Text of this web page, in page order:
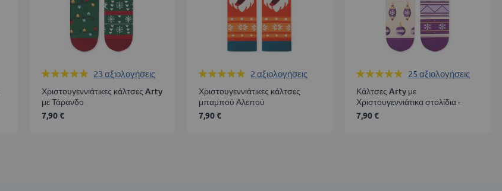
Βαθμολογία:
23αξιολογήσεις
Χριστουγεννιάτικες κάλτσες Arty
με Τάρανδο
7,90 €
Βαθμολογία:
2αξιολογήσεις
Χριστουγεννιάτικες κάλτσες
μπαμπού Αλεπού
7,90 €
Βαθμολογία:
25αξιολογήσεις
Κάλτσες Arty με
Χριστουγεννιάτικα στολίδια -
εκρού
7,90 €